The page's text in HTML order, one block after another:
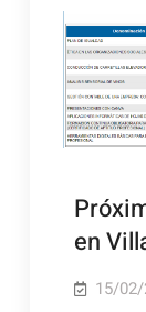
en
15/